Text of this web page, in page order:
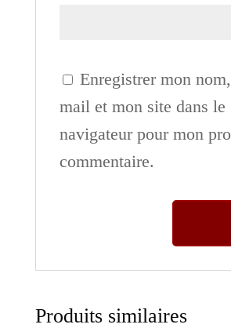
Enregistrer mon
mail et mon site dans le
navigateur pour mon
commentaire.
Produits similaires